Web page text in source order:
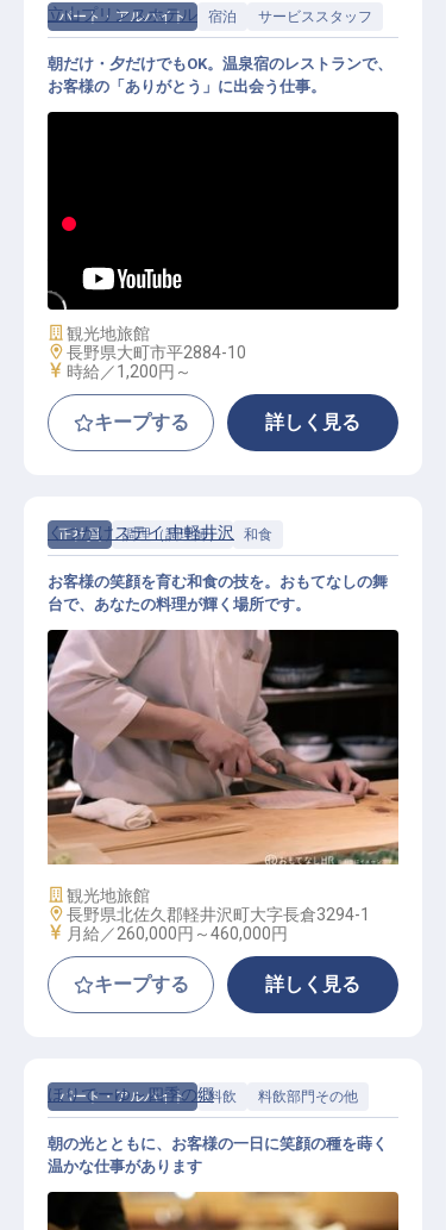
パート・アルバイト 宿泊 サービススタッフ
レストランサービス（パート）│時
日～OK・未経験歓迎
立山プリンスホテル
朝だけ・夕だけでもOK。温泉宿のレストランで、
お客様の「ありがとう」に出会う仕事。
施設業態
観光地旅館
勤務地
長野県大町市平2884-10
給与
時給／1,200円～
キープする 詳しく見る
正社員 調理（調理師） 和食
和食調理業務
くつかけステイ 中軽井沢
お客様の笑顔を育む和食の技を。おもてなしの舞
台で、あなたの料理が輝く場所です。
施設業態
観光地旅館
勤務地
長野県北佐久郡軽井沢町大字長倉3294-1
給与
月給／260,000円～460,000円
キープする 詳しく見る
パート・アルバイト 料飲 料飲部門その他
ほりでーゆ～四季の郷
朝の光とともに、お客様の一日に笑顔の種を蒔く
温かな仕事があります